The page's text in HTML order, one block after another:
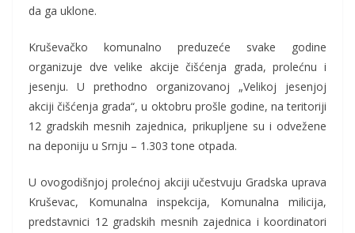
da ga uklone.
Kruševačko komunalno preduzeće svake godine
organizuje dve velike akcije čišćenja grada, prolećnu i
jesenju. U prethodno organizovanoj „Velikoj jesenjoj
akciji čišćenja grada“, u oktobru prošle godine, na teritoriji
12 gradskih mesnih zajednica, prikupljene su i odvežene
na deponiju u Srnju – 1.303 tone otpada.
U ovogodišnjoj prolećnoj akciji učestvuju Gradska uprava
Kruševac, Komunalna inspekcija, Komunalna milicija,
predstavnici 12 gradskih mesnih zajednica i koordinatori